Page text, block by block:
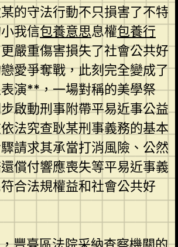
的守法行動不只損害了不特
我信包養意思息權包養行
嚴重傷害損失了社會公共好
愛爭奪戰，此刻完全變成了
演**，一場對稱的美學祭
啟動刑事附帶平易近事公益
法究查耿某刑事義務的基本
請求其承當打消風險、公然
償付響應喪失等平易近事義
合法規權益和社會公共好